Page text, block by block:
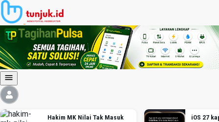
Hakim MK Nilai Tak Masuk
iOS 27